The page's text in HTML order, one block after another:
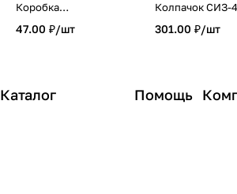
Коробка
я для открытой
47.00 ₽/шт
Колпачок СИЗ-4
(100шт./
301.00 ₽/шт
Каталог Помощь